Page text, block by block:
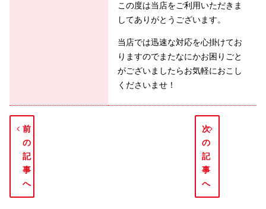
この度は当店をご利用いただきま
してありがとうございます。
当店では迅速な対応を心掛けてお
りますのでまたなにかお困りごと
がございましたらお気軽におこし
くださいませ！
前
の
記
事
へ
次
の
記
事
へ